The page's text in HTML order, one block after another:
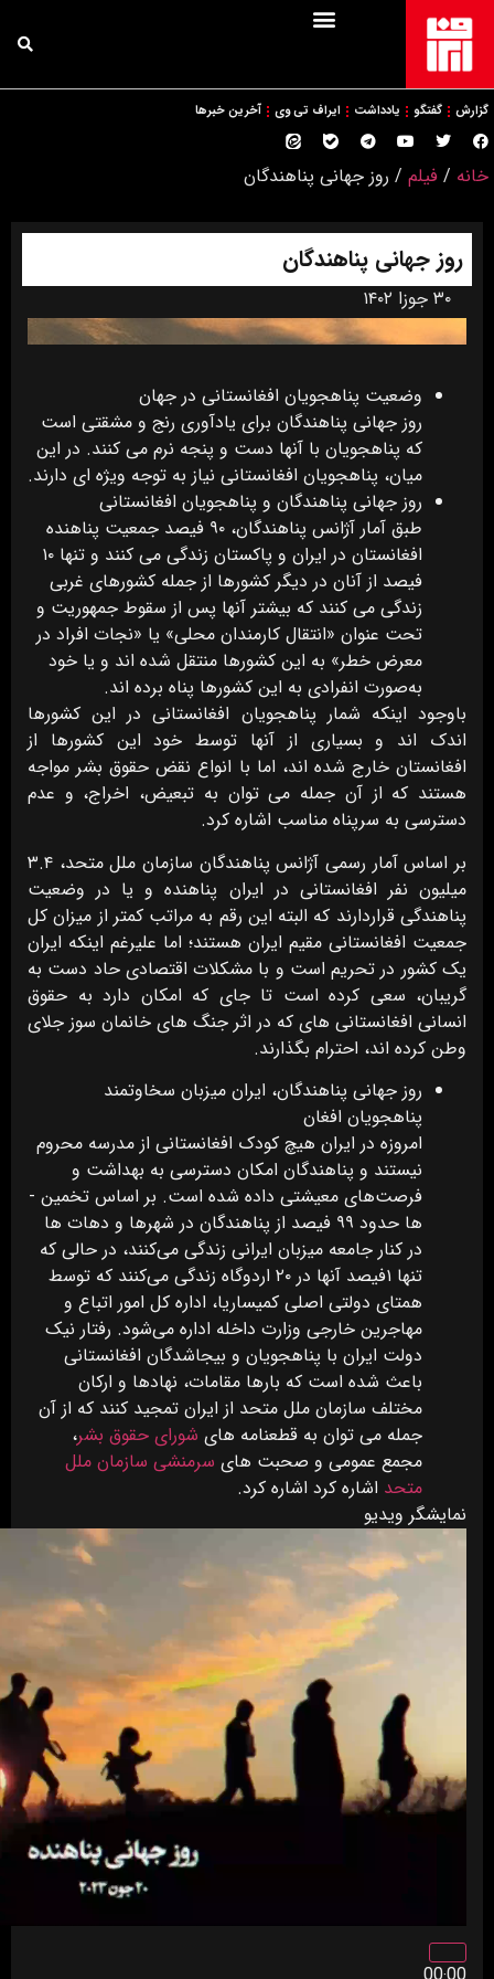
گزارش گفتگو یادداشت ایراف تی وی آخرین خبرها
خانه / فیلم / روز جهانی پناهندگان
روز جهانی پناهندگان
۳۰ جوزا ۱۴۰۲
وضعیت پناهجویان افغانستانی در جهان
روز جهانی پناهندگان برای یادآوری رنج و مشقتی است
که پناهجویان با آنها دست و پنجه نرم می کنند. در این
میان، پناهجویان افغانستانی نیاز به توجه ویژه ای دارند.
روز جهانی پناهندگان و پناهجویان افغانستانی
طبق آمار آژانس پناهندگان، ۹۰ فیصد جمعیت پناهنده
افغانستان در ایران و پاکستان زندگی می ­کنند و تنها ۱۰
فیصد از آنان در دیگر کشورها از جمله کشورهای غربی
زندگی می ­کنند که بیشتر آنها پس از سقوط جمهوریت و
تحت عنوان «انتقال کارمندان محلی» یا «نجات افراد در
معرض خطر» به این کشورها منتقل شده ­اند و یا خود
به‌صورت انفرادی به این کشورها پناه برده ­اند.
باوجود اینکه شمار پناهجویان افغانستانی در این کشورها
اندک ­اند و بسیاری از آن­ها توسط خود این کشورها از
افغانستان خارج شده ­اند، اما با انواع نقض حقوق بشر مواجه
هستند که از آن جمله می­ توان به تبعیض، اخراج، و عدم
دسترسی به سرپناه مناسب اشاره کرد.
بر اساس آمار رسمی آژانس پناهندگان سازمان ملل متحد، ۳.۴
میلیون نفر افغانستانی در ایران پناهنده و یا در وضعیت
پناهندگی قراردارند که البته این رقم به مراتب کمتر از میزان کل
جمعیت افغانستانی مقیم ایران هستند؛ اما علی­رغم اینکه ایران
یک کشور در تحریم است و با مشکلات اقتصادی حاد دست به
گریبان، سعی کرده است تا جای که امکان دارد به حقوق
انسانی افغانستانی ­های که در اثر جنگ ­های خانمان سوز جلای
وطن کرده ­اند، احترام بگذارند.
روز جهانی پناهندگان، ایران میزبان سخاوتمند
پناهجویان افغان
امروزه در ایران هیچ کودک افغانستانی از مدرسه محروم
نیستند و پناهندگان امکان دسترسی به بهداشت و
فرصت‌های معیشتی داده شده است. بر اساس تخمین ­
ها حدود ۹۹ فیصد از پناهندگان در شهرها و دهات ­ها
در کنار جامعه میزبان ایرانی زندگی می‌کنند، در حالی که
تنها ۱فیصد آنها در ۲۰ اردوگاه زندگی می‌کنند که توسط
همتای دولتی اصلی کمیساریا، اداره کل امور اتباع و
مهاجرین خارجی وزارت داخله اداره می‌شود. رفتار نیک
دولت ایران با پناهجویان و بیجاشدگان افغانستانی
باعث شده است که بارها مقامات، نهادها و ارکان
مختلف سازمان ملل متحد از ایران تمجید کنند که از آن
جمله می توان به قطعنامه ­های شورای حقوق بشر،
مجمع عمومی و صحبت ­های سرمنشی سازمان ملل
متحد اشاره کرد اشاره کرد.
نمایشگر ویدیو